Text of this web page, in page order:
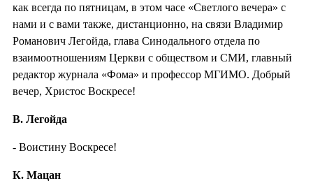
как всегда по пятницам, в этом часе «Светлого вечера» с
нами и с вами также, дистанционно, на связи Владимир
Романович Легойда, глава Синодального отдела по
взаимоотношениям Церкви с обществом и СМИ, главный
редактор журнала «Фома» и профессор МГИМО. Добрый
вечер, Христос Воскресе!
В. Легойда
- Воистину Воскресе!
К. Мацан